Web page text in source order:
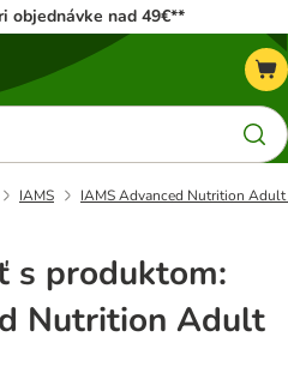
objednávke nad 49€**
IAMS IAMS Advanced Nutrition
s produktom:
Nutrition Adult